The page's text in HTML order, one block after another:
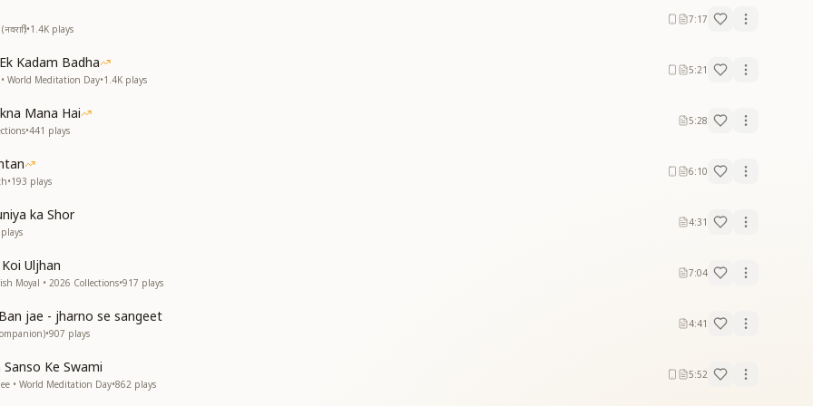
•1.4K plays
7:17
Kadam Badha
World Meditation Day•1.4K plays
5:21
Mana Hai
•441 plays
5:28
•193 plays
6:10
ka Shor
plays
4:31
Uljhan
Moyal • 2026 Collections•917 plays
7:04
jae - jharno se sangeet
•907 plays
4:41
Ke Swami
• World Meditation Day•862 plays
5:52